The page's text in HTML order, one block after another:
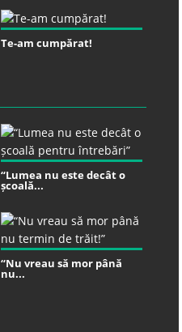
Te-am cumpărat!
“Lumea nu este decât o
școală...
“Nu vreau să mor până
nu...